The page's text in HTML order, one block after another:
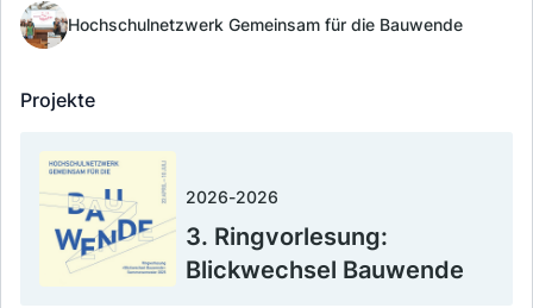
Hochschulnetzwerk Gemeinsam für die Bauwende
Projekte
2026-2026
3. Ringvorlesung:
Blickwechsel Bauwende